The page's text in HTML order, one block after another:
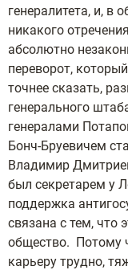
генералитета, и, в
никакого
абсолютно
переворот,
точнее сказать,
генерального
генералами
Бонч-Бруевичем
Владимир
был секретарем у
поддержка
связана с тем, что
общество. Потому
карьеру трудно,